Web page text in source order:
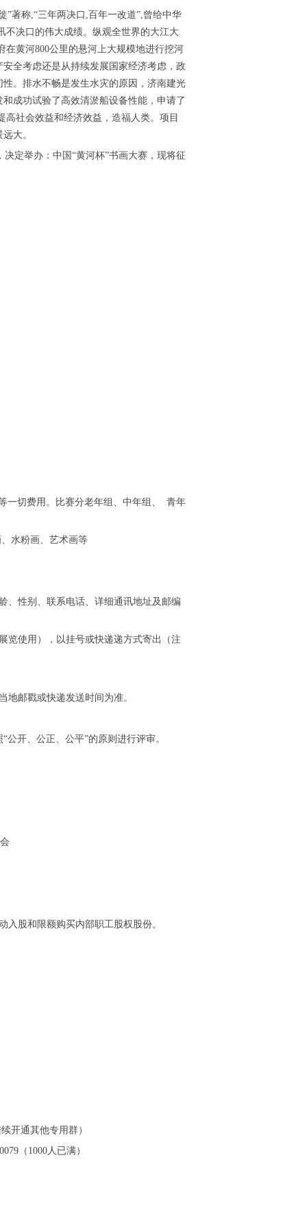
称,“三年两决口,百年一改道”,曾给中华
不决口的伟大成绩。纵观全世界的大江大
黄河800公里的悬河上大规模地进行挖河
全考虑还是从持续发展国家经济考虑，政
。排水不畅是发生水灾的原因，济南建光
成功试验了高效清淤船设备性能，申请了
社会效益和经济效益，造福人类。项目
大。
定举办：中国“黄河杯”书画大赛，现将征
切费用。比赛分老年组、中年组、 青年
水粉画、艺术画等
、性别、联系电话、详细通讯地址及邮编
览使用），以挂号或快递递方式寄出（注
地邮戳或快递发送时间为准。
开、公正、公平”的原则进行评审。
股和限额购买内部职工股权股份。
开通其他专用群）
（1000人已满）